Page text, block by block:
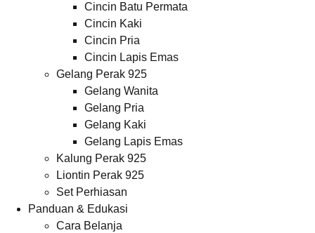
Cincin Batu Permata
Cincin Kaki
Cincin Pria
Cincin Lapis Emas
Gelang Perak 925
Gelang Wanita
Gelang Pria
Gelang Kaki
Gelang Lapis Emas
Kalung Perak 925
Liontin Perak 925
Set Perhiasan
Panduan & Edukasi
Cara Belanja